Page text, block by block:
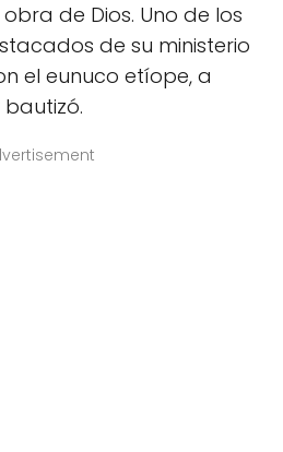
de Dios. Uno de los
de su ministerio
el eunuco etíope, a